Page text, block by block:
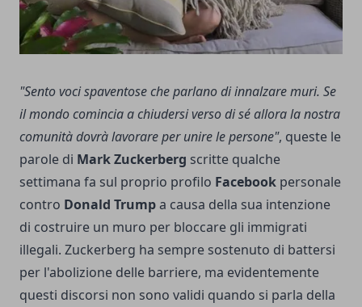
"Sento voci spaventose che parlano di innalzare muri. Se
il mondo comincia a chiudersi verso di sé allora la nostra
comunità dovrà lavorare per unire le persone", queste le
parole di Mark Zuckerberg scritte qualche
settimana fa sul proprio profilo Facebook personale
contro Donald Trumpa causa della sua intenzione
di costruire un muro per bloccare gli immigrati
illegali. Zuckerberg ha sempre sostenuto di battersi
per l'abolizione delle barriere, ma evidentemente
questi discorsi non sono validi quando si parla della